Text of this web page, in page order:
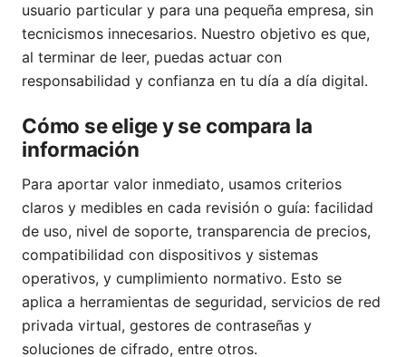
usuario particular y para una pequeña empresa, sin
tecnicismos innecesarios. Nuestro objetivo es que,
al terminar de leer, puedas actuar con
responsabilidad y confianza en tu día a día digital.
Cómo se elige y se compara la
información
Para aportar valor inmediato, usamos criterios
claros y medibles en cada revisión o guía: facilidad
de uso, nivel de soporte, transparencia de precios,
compatibilidad con dispositivos y sistemas
operativos, y cumplimiento normativo. Esto se
aplica a herramientas de seguridad, servicios de red
privada virtual, gestores de contraseñas y
soluciones de cifrado, entre otros.